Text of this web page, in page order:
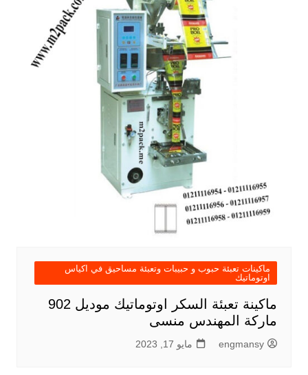
ماكينات تعبئة حبوب و حبيبات وتعبئة مساحيق في اكياس
اوتوماتيك
ماكينة تعبئة السكر اوتوماتيك موديل 902
ماركة المهندس منسى
engmansy مايو 17, 2023